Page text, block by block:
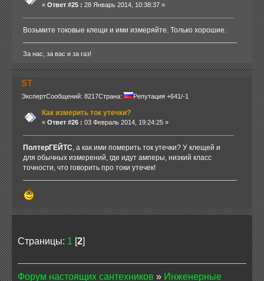
« Ответ #25 : 28 Январь 2014, 10:38:37 »
Возьмите токовые клещи и ими измеряйте. Только хорошие.
За нас, за вас и за газ!
ST
ЭкспертСообщений: 8217Страна: Репутация +641/-1
Как измерить ток утечки?
« Ответ #26 : 03 Февраль 2014, 19:24:25 »
ПолтерГЕЙТС, а как ими померить ток утечки? У клещей и
для обычных измерений, где идут амперы, низкий класс
точности, что говорить про токи утечек!
Страницы: 1 [2]
Форум настоящих сантехников » Инженерные